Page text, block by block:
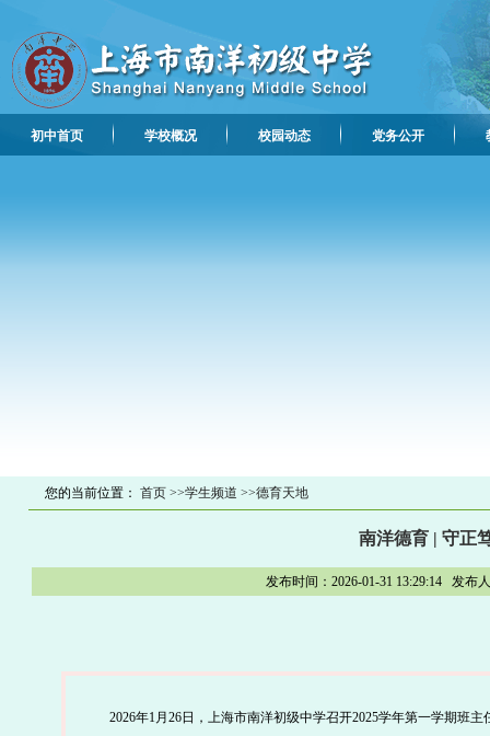
初中首页 学校概况 校园动态 党务公开
您的当前位置：首页 >>学生频道 >>德育天地
南洋德育 | 守正
发布时间：2026-01-31 13:29:14 发
2026年1月26日，上海市南洋初级中学召开2025学年第一学期班